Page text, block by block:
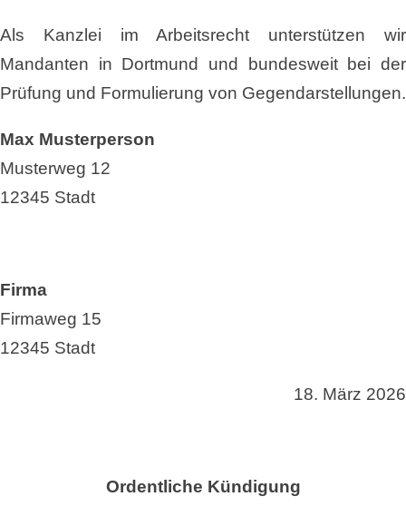
Als Kanzlei im Arbeitsrecht unterstützen wir
Mandanten in Dortmund und bundesweit bei der
Prüfung und Formulierung von Gegendarstellungen.
Max Musterperson
Musterweg 12
12345 Stadt
Firma
Firmaweg 15
12345 Stadt
18. März 2026
Ordentliche Kündigung